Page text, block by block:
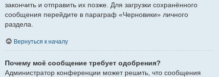
закончить и отправить их позже. Для загрузки сохранённого
сообщения перейдите в параграф «Черновики» личного
раздела.
Вернуться к началу
Почему моё сообщение требует одобрения?
Администратор конференции может решить, что сообщения